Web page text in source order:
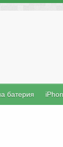
батерия